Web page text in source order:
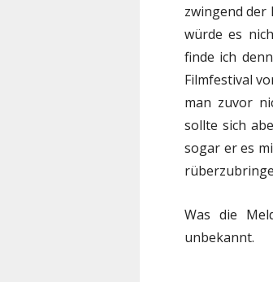
zwingend der
würde es
finde ich
Filmfestival
man zuvor
sollte sich
sogar er es
Was die
unbekannt.